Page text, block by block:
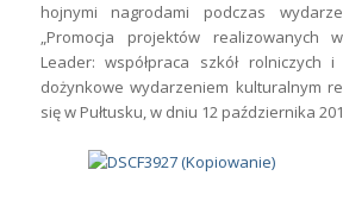
hojnymi nagrodami podczas
„Promocja projektów realizowanych
Leader: współpraca szkół rolniczych
dożynkowe wydarzeniem kulturalnym
się w Pułtusku, w dniu 12 października